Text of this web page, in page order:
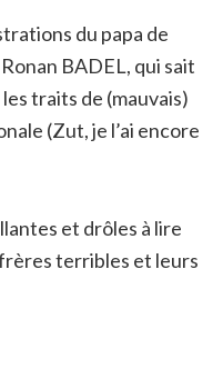
du papa de
BADEL, qui sait
traits de (mauvais)
(Zut, je l’ai encore
et drôles à lire
terribles et leurs